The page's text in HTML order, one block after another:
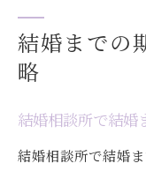
結婚までの
略
結婚相談所で結婚
結婚相談所で結婚